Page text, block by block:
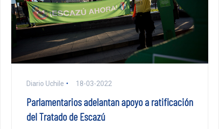
Diario Uchile 18-03-2022
Parlamentarios adelantan apoyo a ratificación
del Tratado de Escazú